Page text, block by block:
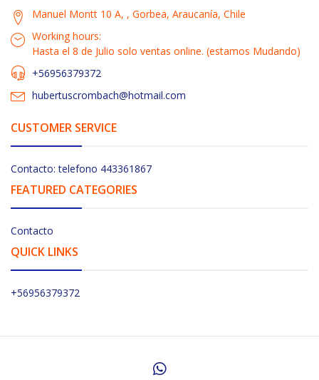
Manuel Montt 10 A, , Gorbea, Araucanía, Chile
Working hours:
Hasta el 8 de Julio solo ventas online. (estamos Mudando)
+56956379372
hubertuscrombach@hotmail.com
CUSTOMER SERVICE
Contacto: telefono 443361867
FEATURED CATEGORIES
Contacto
QUICK LINKS
+56956379372